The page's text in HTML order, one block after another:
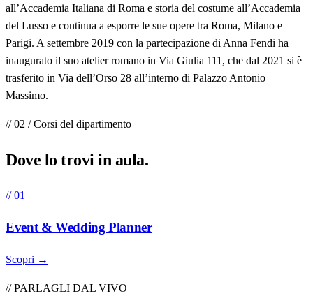
all’Accademia Italiana di Roma e storia del costume all’Accademia
del Lusso e continua a esporre le sue opere tra Roma, Milano e
Parigi. A settembre 2019 con la partecipazione di Anna Fendi ha
inaugurato il suo atelier romano in Via Giulia 111, che dal 2021 si è
trasferito in Via dell’Orso 28 all’interno di Palazzo Antonio
Massimo.
// 02 / Corsi del dipartimento
Dove lo trovi in aula.
// 01
Event & Wedding Planner
Scopri →
// PARLAGLI DAL VIVO